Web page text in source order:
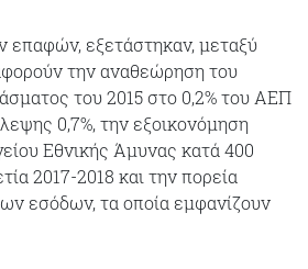
επαφών, εξετάστηκαν, μεταξύ
την αναθεώρηση του
του 2015 στο 0,2% του ΑΕΠ
0,7%, την εξοικονόμηση
Εθνικής Άμυνας κατά 400
2017-2018 και την πορεία
εσόδων, τα οποία εμφανίζουν